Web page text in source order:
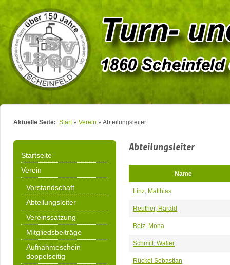
Aktuelle Seite: Start Verein Abteilungsleiter
Startseite
Verein
Vorstandschaft
Abteilungsleiter
Vereinssatzung
Mitgliedsbeiträge
Aufnahmeschein
doppelseitig
Abteilungsleiter
Name
Linz, Matthias
Reuther, Harald
Belz, Mona
Schmitt, Walter
Rückel Sebastian